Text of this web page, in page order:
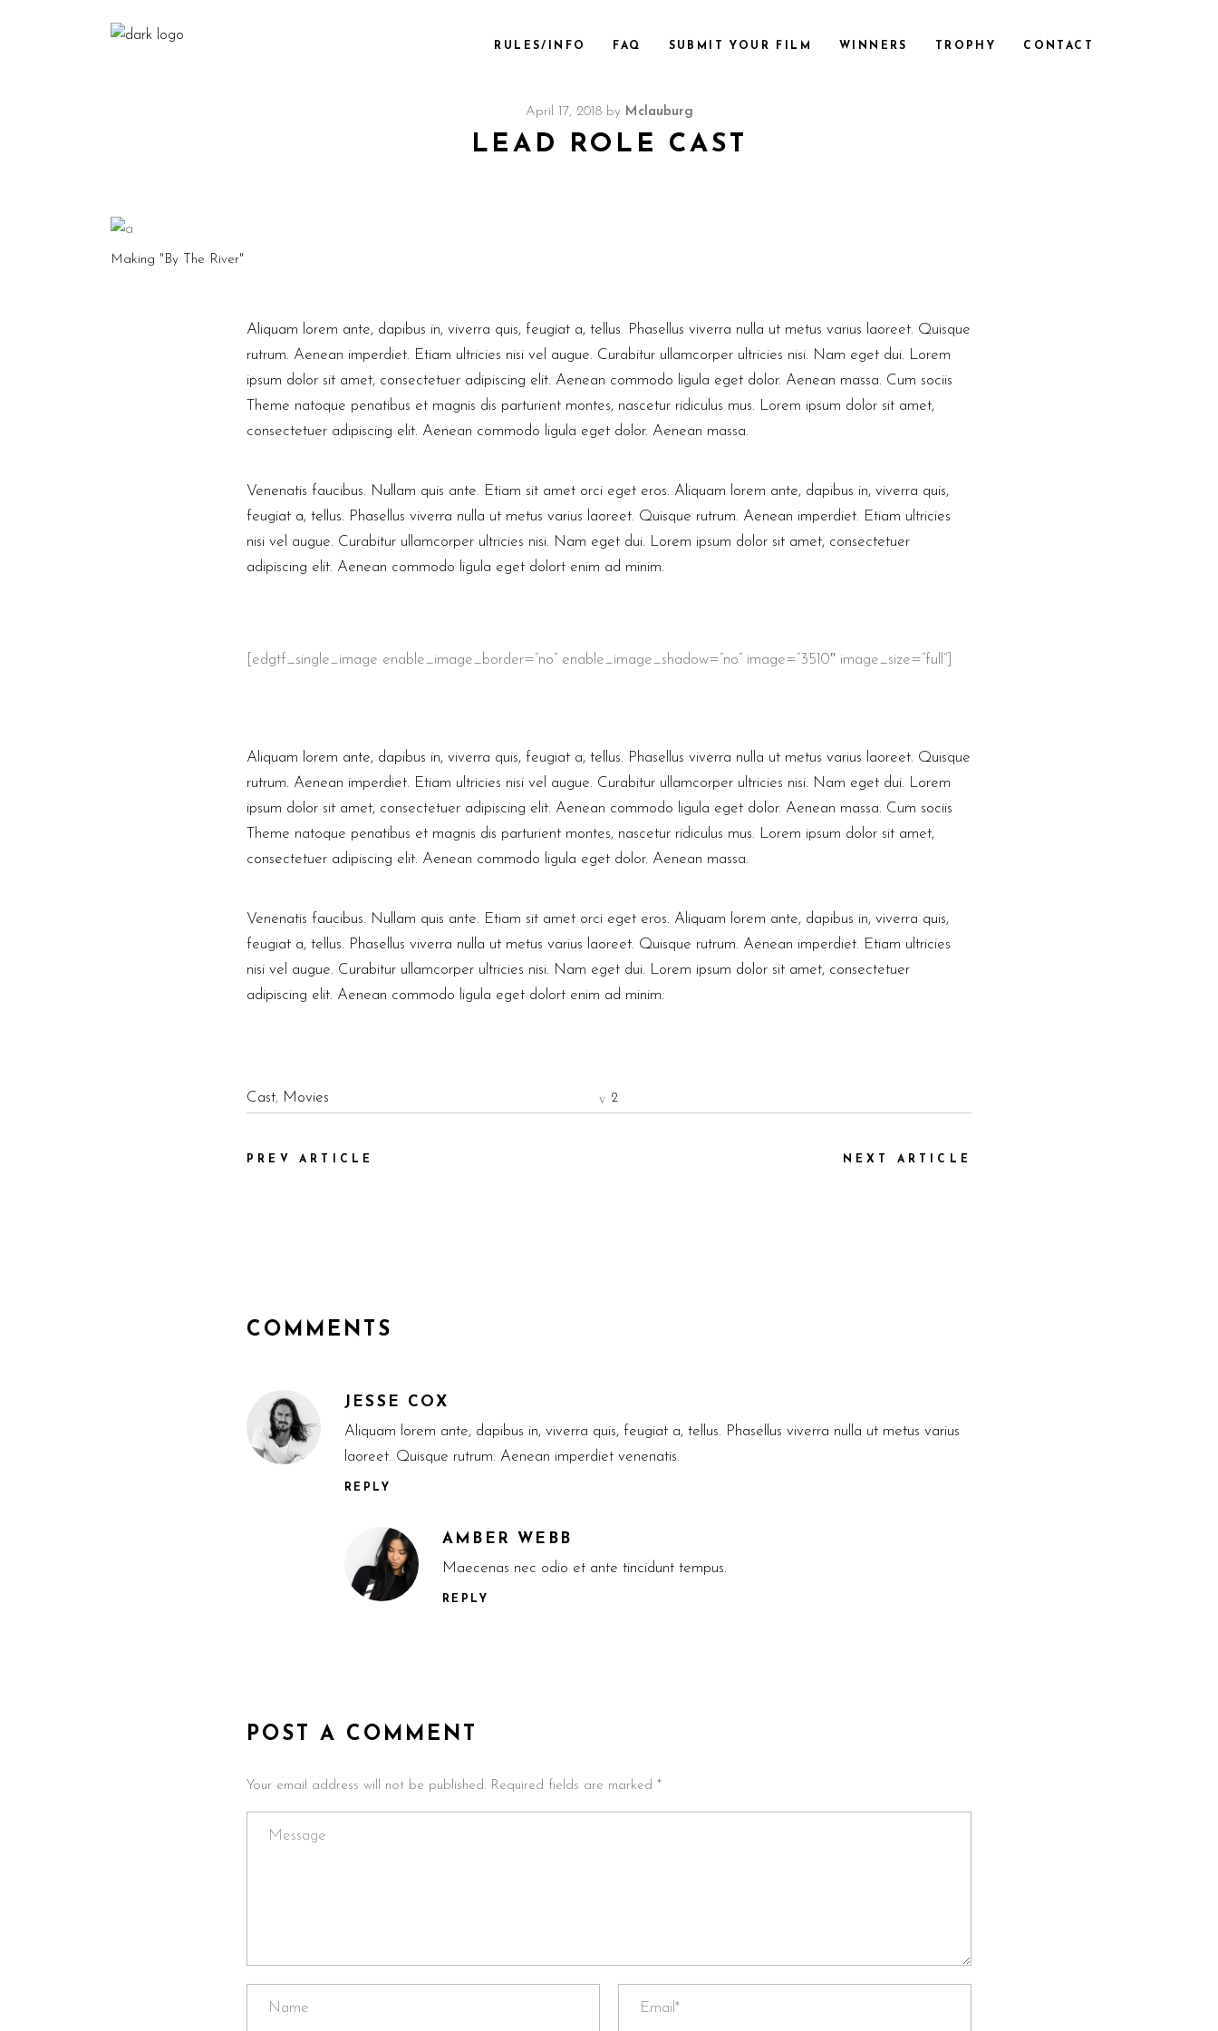
RULES/INFO FAQ SUBMIT YOUR FILM WINNERS TROPHY CONTACT
April 17, 2018 by Mclauburg
LEAD ROLE CAST
Making "By The River"
Aliquam lorem ante, dapibus in, viverra quis, feugiat a, tellus. Phasellus viverra nulla ut metus varius laoreet. Quisque
rutrum. Aenean imperdiet. Etiam ultricies nisi vel augue. Curabitur ullamcorper ultricies nisi. Nam eget dui. Lorem
ipsum dolor sit amet, consectetuer adipiscing elit. Aenean commodo ligula eget dolor. Aenean massa. Cum sociis
Theme natoque penatibus et magnis dis parturient montes, nascetur ridiculus mus. Lorem ipsum dolor sit amet,
consectetuer adipiscing elit. Aenean commodo ligula eget dolor. Aenean massa.
Venenatis faucibus. Nullam quis ante. Etiam sit amet orci eget eros. Aliquam lorem ante, dapibus in, viverra quis,
feugiat a, tellus. Phasellus viverra nulla ut metus varius laoreet. Quisque rutrum. Aenean imperdiet. Etiam ultricies
nisi vel augue. Curabitur ullamcorper ultricies nisi. Nam eget dui. Lorem ipsum dolor sit amet, consectetuer
adipiscing elit. Aenean commodo ligula eget dolort enim ad minim.
[edgtf_single_image enable_image_border=”no” enable_image_shadow=”no” image=”3510″ image_size=”full”]
Aliquam lorem ante, dapibus in, viverra quis, feugiat a, tellus. Phasellus viverra nulla ut metus varius laoreet. Quisque
rutrum. Aenean imperdiet. Etiam ultricies nisi vel augue. Curabitur ullamcorper ultricies nisi. Nam eget dui. Lorem
ipsum dolor sit amet, consectetuer adipiscing elit. Aenean commodo ligula eget dolor. Aenean massa. Cum sociis
Theme natoque penatibus et magnis dis parturient montes, nascetur ridiculus mus. Lorem ipsum dolor sit amet,
consectetuer adipiscing elit. Aenean commodo ligula eget dolor. Aenean massa.
Venenatis faucibus. Nullam quis ante. Etiam sit amet orci eget eros. Aliquam lorem ante, dapibus in, viverra quis,
feugiat a, tellus. Phasellus viverra nulla ut metus varius laoreet. Quisque rutrum. Aenean imperdiet. Etiam ultricies
nisi vel augue. Curabitur ullamcorper ultricies nisi. Nam eget dui. Lorem ipsum dolor sit amet, consectetuer
adipiscing elit. Aenean commodo ligula eget dolort enim ad minim.
Cast, Movies 2
PREV ARTICLE NEXT ARTICLE
COMMENTS
JESSE COX
Aliquam lorem ante, dapibus in, viverra quis, feugiat a, tellus. Phasellus viverra nulla ut metus varius
laoreet. Quisque rutrum. Aenean imperdiet venenatis.
REPLY
AMBER WEBB
Maecenas nec odio et ante tincidunt tempus.
REPLY
POST A COMMENT
Your email address will not be published. Required fields are marked *